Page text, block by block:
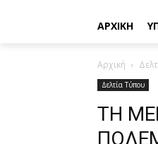
ΑΡΧΙΚΉ
Αρχική
Δελτία Τύπου
ΤΗ